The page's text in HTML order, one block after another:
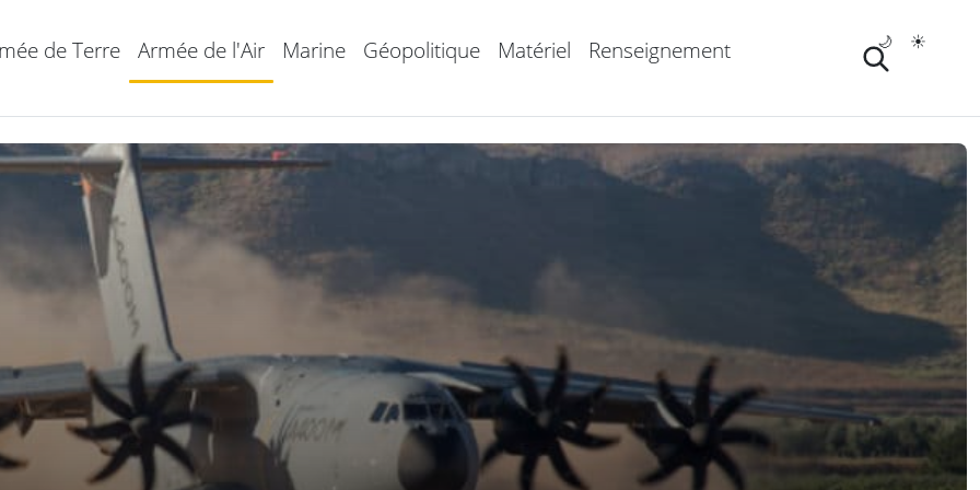
de Terre Armée de l'Air Marine Géopolitique Matériel Renseignement ☀️
🌙